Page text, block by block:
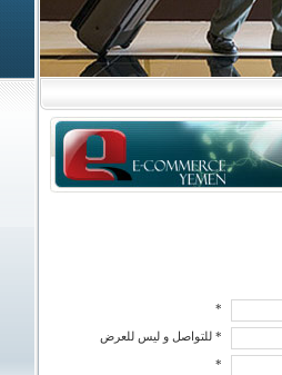
*
* للتواصل و ليس للعرض
*